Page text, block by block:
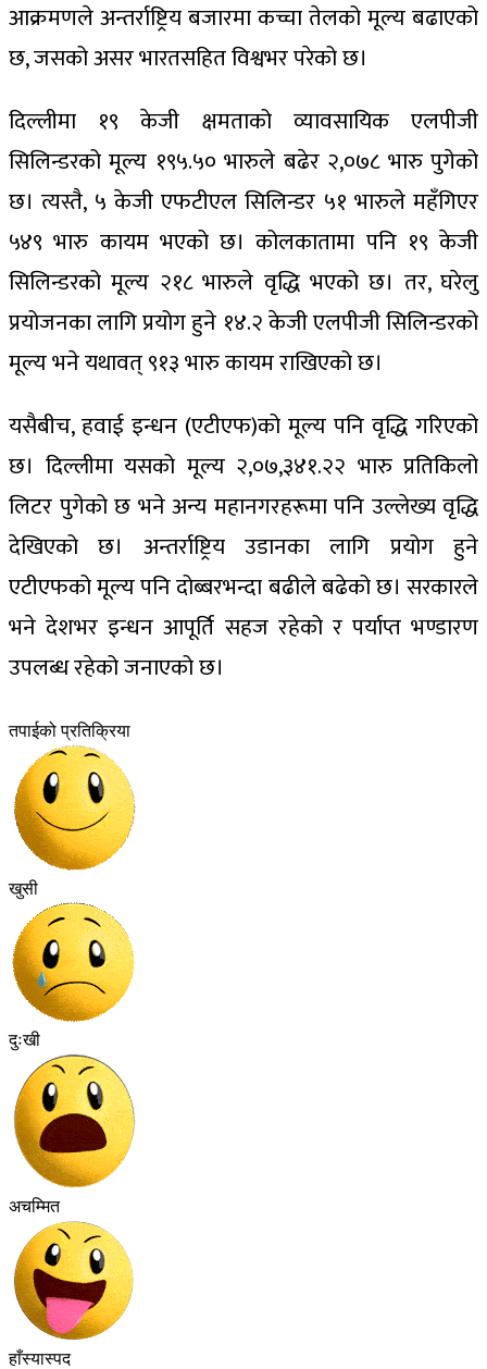
आक्रमणले अन्तर्राष्ट्रिय बजारमा कच्चा तेलको मूल्य बढाएको
छ, जसको असर भारतसहित विश्वभर परेको छ।
दिल्लीमा १९ केजी क्षमताको व्यावसायिक एलपीजी
सिलिन्डरको मूल्य १९५.५० भारुले बढेर २,०७८ भारु पुगेको
छ। त्यस्तै, ५ केजी एफटीएल सिलिन्डर ५१ भारुले महँगिएर
५४९ भारु कायम भएको छ। कोलकातामा पनि १९ केजी
सिलिन्डरको मूल्य २१८ भारुले वृद्धि भएको छ। तर, घरेलु
प्रयोजनका लागि प्रयोग हुने १४.२ केजी एलपीजी सिलिन्डरको
मूल्य भने यथावत् ९१३ भारु कायम राखिएको छ।
यसैबीच, हवाई इन्धन (एटीएफ)को मूल्य पनि वृद्धि गरिएको
छ। दिल्लीमा यसको मूल्य २,०७,३४१.२२ भारु प्रतिकिलो
लिटर पुगेको छ भने अन्य महानगरहरूमा पनि उल्लेख्य वृद्धि
देखिएको छ। अन्तर्राष्ट्रिय उडानका लागि प्रयोग हुने
एटीएफको मूल्य पनि दोब्बरभन्दा बढीले बढेको छ। सरकारले
भने देशभर इन्धन आपूर्ति सहज रहेको र पर्याप्त भण्डारण
उपलब्ध रहेको जनाएको छ।
तपाईको प्रतिक्रिया
खुसी
दुःखी
अचम्मित
हाँस्यास्पद